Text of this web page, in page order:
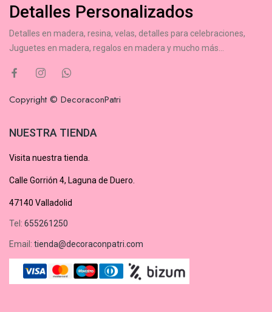
Detalles Personalizados
Detalles en madera, resina, velas, detalles para celebraciones,
Juguetes en madera, regalos en madera y mucho más...
Copyright © DecoraconPatri
NUESTRA TIENDA
Visita nuestra tienda.
Calle Gorrión 4, Laguna de Duero.
47140 Valladolid
Tel: 655261250
Email: tienda@decoraconpatri.com